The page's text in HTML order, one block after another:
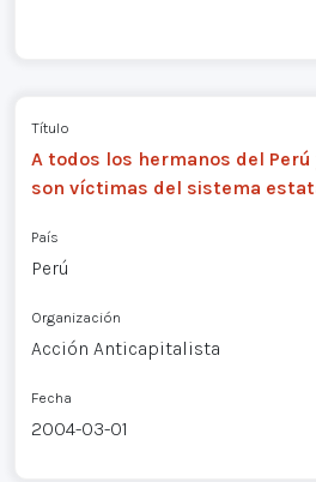
Título
A todos los hermanos del
son víctimas del sistema
País
Perú
Organización
Acción Anticapitalista
Fecha
2004-03-01